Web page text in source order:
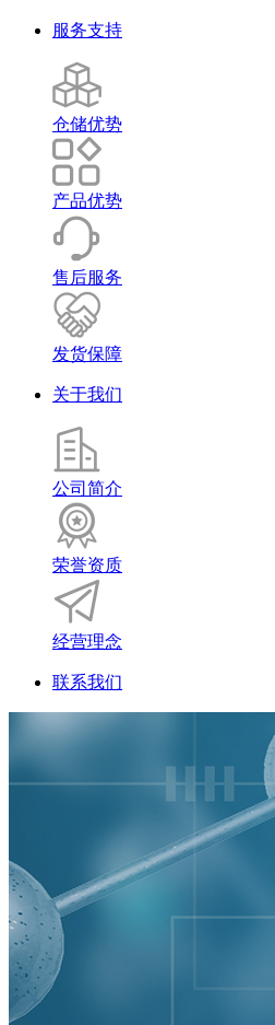
服务支持
仓储优势
产品优势
售后服务
发货保障
关于我们
公司简介
荣誉资质
经营理念
联系我们